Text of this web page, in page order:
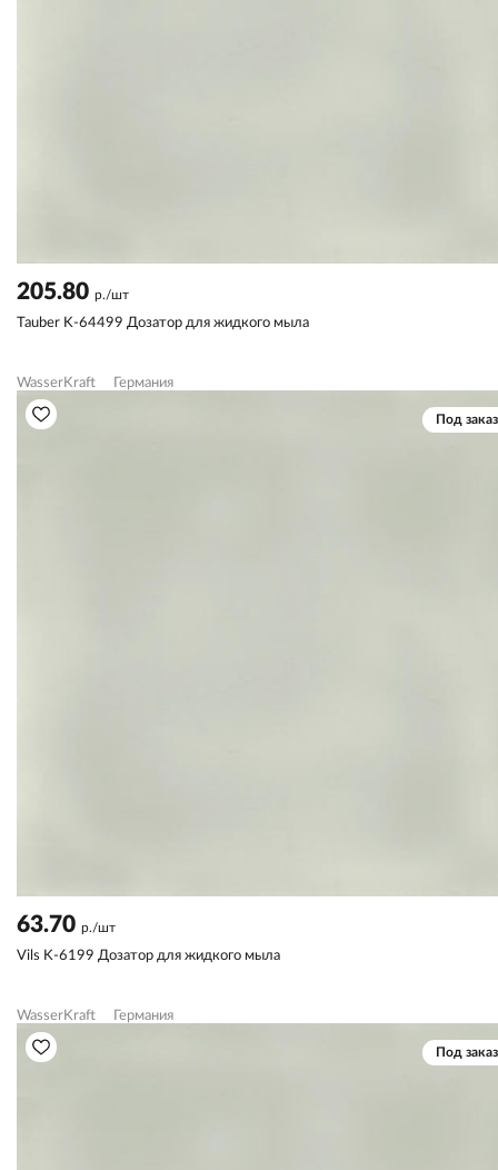
205.80 р./шт
Tauber K-64499 Дозатор для жидкого мыла
WasserKraft Германия
Под заказ
63.70 р./шт
Vils K-6199 Дозатор для жидкого мыла
WasserKraft Германия
Под заказ